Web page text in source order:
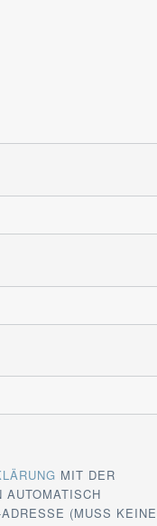
MIT DER
(MUSS KEINE